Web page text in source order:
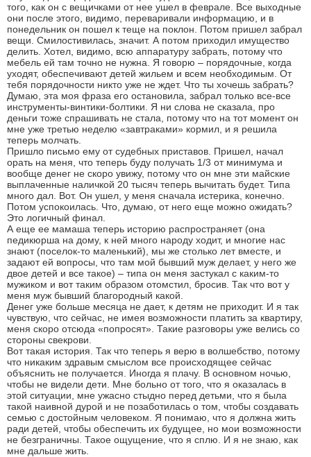
того, как он с вещичками от нее ушел в феврале. Все выходные
они после этого, видимо, переваривали информацию, и в
понедельник он пошел к теще на поклон. Потом пришел забрал
вещи. Смилостивилась, значит. А потом приходил имущество
делить. Хотел, видимо, всю аппаратуру забрать, потому что
мебель ей там точно не нужна. Я говорю – порядочные, когда
уходят, обеспечивают детей жильем и всем необходимым. От
тебя порядочности никто уже не ждет. Что ты хочешь забрать?
Думаю, эта моя фраза его остановила, забрал только все-все
инструменты-винтики-болтики. Я ни слова не сказала, про
деньги тоже спрашивать не стала, потому что на тот момент он
мне уже третью неделю «завтраками» кормил, и я решила
теперь молчать.
Пришло письмо ему от судебных приставов. Пришел, начал
орать на меня, что теперь буду получать 1/3 от минимума и
вообще денег не скоро увижу, потому что он мне эти майские
выплаченные наличкой 20 тысяч теперь вычитать будет. Типа
много дал. Вот. Он ушел, у меня сначала истерика, конечно.
Потом успокоилась. Что, думаю, от него еще можно ожидать?
Это логичный финал.
А еще ее мамаша теперь историю распространяет (она
педикюрша на дому, к ней много народу ходит, и многие нас
знают (поселок-то маленький), мы же столько лет вместе, и
задают ей вопросы, что там мой бывший муж делает, у него же
двое детей и все такое) – типа он меня застукал с каким-то
мужиком и вот таким образом отомстил, бросив. Так что вот у
меня муж бывший благородный какой.
Денег уже больше месяца не дает, к детям не приходит. И я так
чувствую, что сейчас, не имея возможности платить за квартиру,
меня скоро отсюда «попросят». Такие разговоры уже велись со
стороны свекрови.
Вот такая история. Так что теперь я верю в волшебство, потому
что никаким здравым смыслом все происходящее сейчас
объяснить не получается. Иногда я плачу. В основном ночью,
чтобы не видели дети. Мне больно от того, что я оказалась в
этой ситуации, мне ужасно стыдно перед детьми, что я была
такой наивной дурой и не позаботилась о том, чтобы создавать
семью с достойным человеком. Я понимаю, что я должна жить
ради детей, чтобы обеспечить их будущее, но мои возможности
не безграничны. Такое ощущение, что я сплю. И я не знаю, как
мне дальше жить.